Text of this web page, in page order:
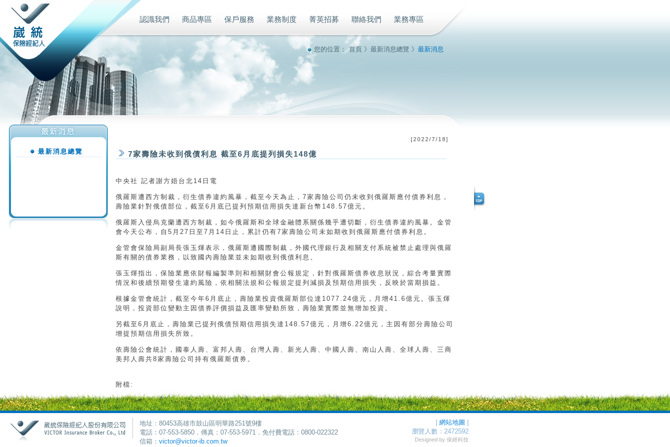
認識我們 商品專區 保戶服務 業務制度 菁英招募 聯絡我們 業務專區
您的位置： 首頁 》 最新消息總覽 》 最新消息
最新消息總覽
[2022/7/18]
7家壽險未收到俄債利息 截至6月底提列損失148億
中央社 記者謝方娪台北14日電
俄羅斯遭西方制裁，衍生債券違約風暴，截至今天為止，7家壽險公司仍未收到俄羅斯應付債券利息，
壽險業針對俄債部位，截至6月底已提列預期信用損失達新台幣148.57億元。
俄羅斯入侵烏克蘭遭西方制裁，如今俄羅斯和全球金融體系關係幾乎遭切斷，衍生債券違約風暴。金管
會今天公布，自5月27日至7月14日止，累計仍有7家壽險公司未如期收到俄羅斯應付債券利息。
金管會保險局副局長張玉煇表示，俄羅斯遭國際制裁，外國代理銀行及相關支付系統被禁止處理與俄羅
斯有關的債券業務，以致國內壽險業並未如期收到俄債利息。
張玉煇指出，保險業應依財報編製準則和相關財會公報規定，針對俄羅斯債券收息狀況，綜合考量實際
情況和後續預期發生違約風險，依相關法規和公報規定提列減損及預期信用損失，反映於當期損益。
根據金管會統計，截至今年6月底止，壽險業投資俄羅斯部位達1077.24億元，月增41.6億元。張玉煇
說明，投資部位變動主因債券評價損益及匯率變動所致，壽險業實際並無增加投資。
另截至6月底止，壽險業已提列俄債預期信用損失達148.57億元，月增6.22億元，主因有部分壽險公司
增提預期信用損失所致。
依壽險公會統計，國泰人壽、富邦人壽、台灣人壽、新光人壽、中國人壽、南山人壽、全球人壽、三商
美邦人壽共8家壽險公司持有俄羅斯債券。
附檔:
地址：80453高雄市鼓山區明華路251號9樓
電話：07-553-5850．傳真：07-553-5971．免付費電話：0800-022322
信箱： victor@victor-ib.com.tw
網站地圖
瀏覽人數： 2472592
Designed by 保經科技